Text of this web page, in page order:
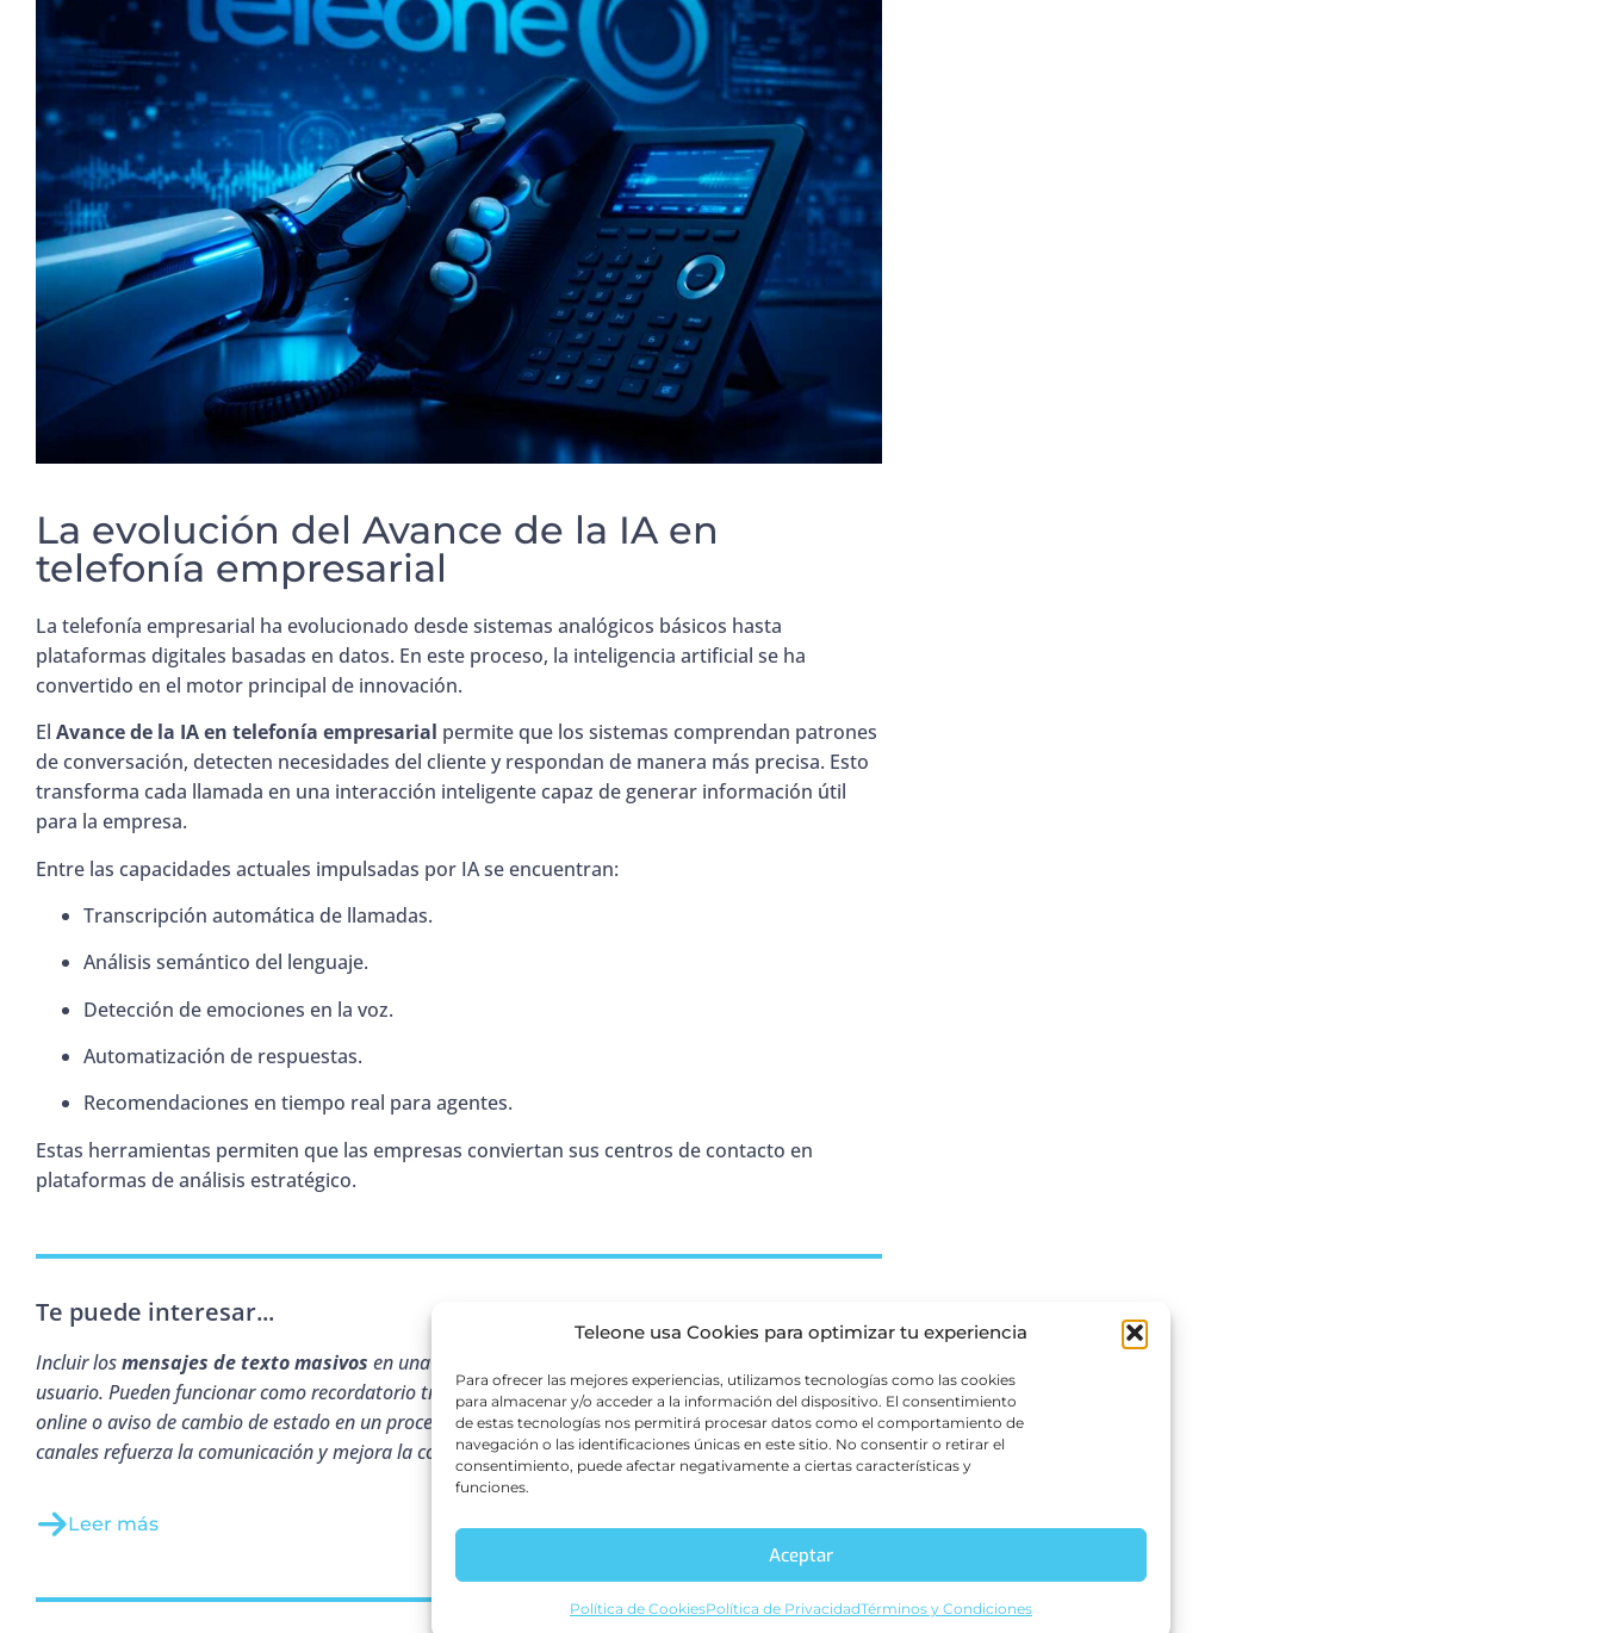
Teleone usa Cookies para optimizar tu experiencia
Para ofrecer las mejores experiencias, utilizamos tecnologías como las cookies
para almacenar y/o acceder a la información del dispositivo. El consentimiento
de estas tecnologías nos permitirá procesar datos como el comportamiento de
navegación o las identificaciones únicas en este sitio. No consentir o retirar el
consentimiento, puede afectar negativamente a ciertas características y
funciones.
Aceptar
Política de CookiesPolítica de PrivacidadTérminos y Condiciones
La evolución del Avance de la IA en
telefonía empresarial
La telefonía empresarial ha evolucionado desde sistemas analógicos básicos hasta
plataformas digitales basadas en datos. En este proceso, la inteligencia artificial se ha
convertido en el motor principal de innovación.
El Avance de la IA en telefonía empresarial permite que los sistemas comprendan patrones
de conversación, detecten necesidades del cliente y respondan de manera más precisa. Esto
transforma cada llamada en una interacción inteligente capaz de generar información útil
para la empresa.
Entre las capacidades actuales impulsadas por IA se encuentran:
Transcripción automática de llamadas.
Análisis semántico del lenguaje.
Detección de emociones en la voz.
Automatización de respuestas.
Recomendaciones en tiempo real para agentes.
Estas herramientas permiten que las empresas conviertan sus centros de contacto en
plataformas de análisis estratégico.
Te puede interesar...
Incluir losmensajes de texto masivos en una estrategia omnicanal mejora la experiencia del
usuario. Pueden funcionar como recordatorio tras un email, confirmación posterior a una compra
online o aviso de cambio de estado en un proceso. Su combinación con llamadas, WhatsApp u otros
canales refuerza la comunicación y mejora la conversión.
Leer más